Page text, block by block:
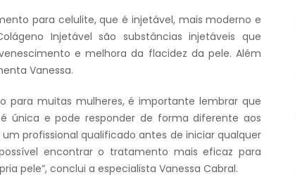
para celulite, que é injetável, mais moderno e
Injetável são substâncias injetáveis que
e melhora da flacidez da pele. Além
Vanessa.
para muitas mulheres, é importante lembrar que
única e pode responder de forma diferente aos
profissional qualificado antes de iniciar qualquer
encontrar o tratamento mais eficaz para
pele”, conclui a especialista Vanessa Cabral.